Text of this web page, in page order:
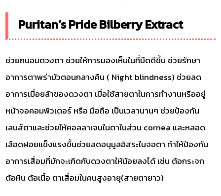
Puritan’s Pride Bilberry Extract
ช่วยถนอมดวงตา ช่วยให้การมองเห็นในที่มืดดีขึ้น ช่วยรักษา
อาการตาพร่ามัวตอนกลางคืน ( Night blindness) ช่วยลด
อาการเมื่อยล้าของดวงตา เมื่อใช้สายตาในการทำงานหรืออยู่
หน้าจอคอมพิวเตอร์ หรือ มือถือ เป็นเวลานานๆ ช่วยป้องกัน
เลนส์ตาและช่วยให้คอลลาเจนในตาในส่วน cornea และหลอด
เลือดฝอยแข็งแรงขึ้นช่วยลดอนุมูลอิสระในจอตา ทำให้ป้องกัน
อาการเสื่อมที่มักจะเกิดกับดวงตาให้น้อยลงได้ เช่น ต้อกระจก
ต้อหิน ต้อเนื้อ ตาเสื่อมในคนสูงอายุ(สายตายาว)